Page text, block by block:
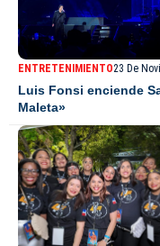
ENTRETENIMIENTO23 De
Luis Fonsi enciende
Maleta»